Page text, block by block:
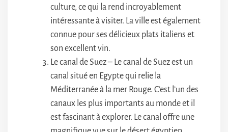
culture, ce qui la rend incroyablement
intéressante à visiter. La ville est également
connue pour ses délicieux plats italiens et
son excellent vin.
Le canal de Suez – Le canal de Suez est un
canal situé en Egypte qui relie la
Méditerranée à la mer Rouge. C’est l’un des
canaux les plus importants au monde et il
est fascinant à explorer. Le canal offre une